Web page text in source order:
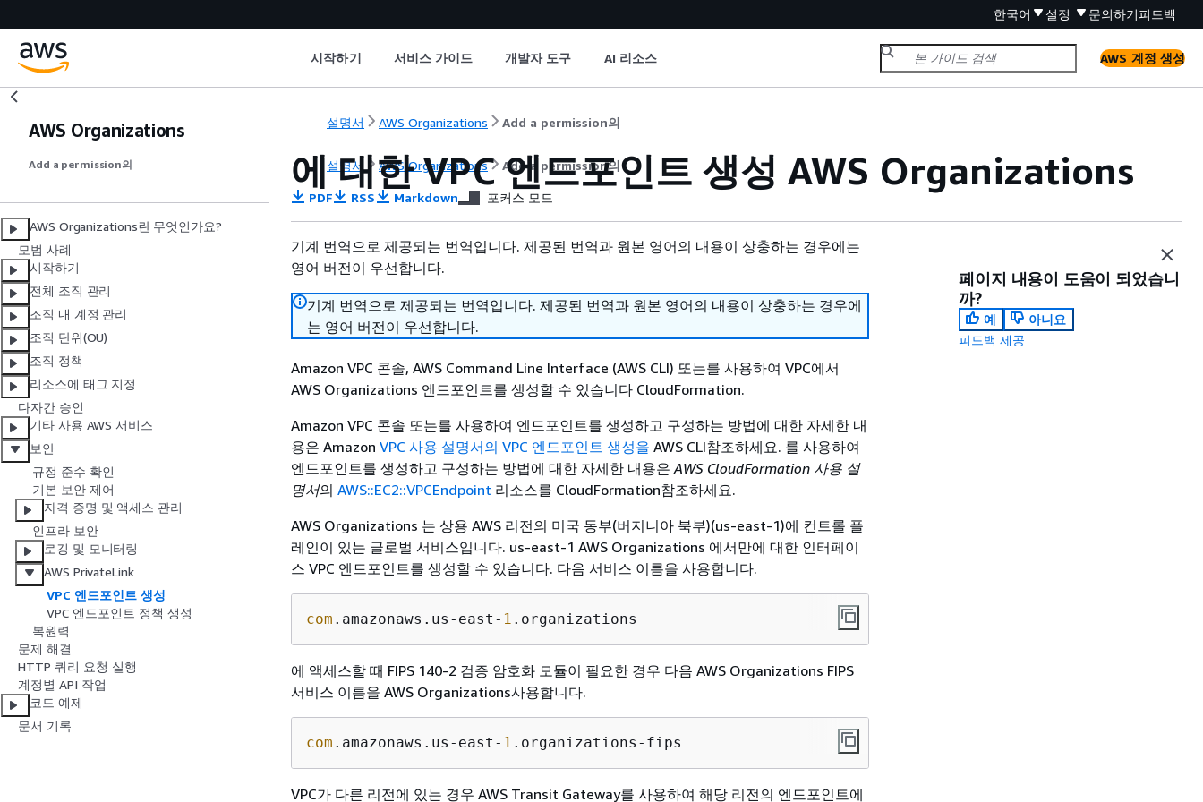
한국어 설정 문의하기피드백
시작하기 서비스 가이드 개발자 도구 AI 리소스 AWS 계정 생성
AWS Organizations
Add a permission의
AWS Organizations란 무엇인가요?
모범 사례
시작하기
전체 조직 관리
조직 내 계정 관리
조직 단위(OU)
조직 정책
리소스에 태그 지정
다자간 승인
기타 사용 AWS 서비스
보안
규정 준수 확인
기본 보안 제어
자격 증명 및 액세스 관리
인프라 보안
로깅 및 모니터링
AWS PrivateLink
VPC 엔드포인트 생성
VPC 엔드포인트 정책 생성
복원력
문제 해결
HTTP 쿼리 요청 실행
계정별 API 작업
코드 예제
문서 기록
설명서 AWS Organizations Add a permission의
설명서 AWS Organizations Add a permission의
에 대한 VPC 엔드포인트 생성 AWS Organizations
PDF RSS Markdown 포커스 모드
기계 번역으로 제공되는 번역입니다. 제공된 번역과 원본 영어의 내용이 상충하는 경우에는
영어 버전이 우선합니다.
기계 번역으로 제공되는 번역입니다. 제공된 번역과 원본 영어의 내용이 상충하는 경우에
는 영어 버전이 우선합니다.
Amazon VPC 콘솔, AWS Command Line Interface (AWS CLI) 또는를 사용하여 VPC에서
AWS Organizations 엔드포인트를 생성할 수 있습니다 CloudFormation.
Amazon VPC 콘솔 또는를 사용하여 엔드포인트를 생성하고 구성하는 방법에 대한 자세한 내
용은 Amazon VPC 사용 설명서의 VPC 엔드포인트 생성을 AWS CLI참조하세요. 를 사용하여
엔드포인트를 생성하고 구성하는 방법에 대한 자세한 내용은AWS CloudFormation 사용 설
명서의 AWS::EC2::VPCEndpoint 리소스를 CloudFormation참조하세요.
AWS Organizations 는 상용 AWS 리전의 미국 동부(버지니아 북부)(us-east-1)에 컨트롤 플
레인이 있는 글로벌 서비스입니다. us-east-1 AWS Organizations 에서만에 대한 인터페이
스 VPC 엔드포인트를 생성할 수 있습니다. 다음 서비스 이름을 사용합니다.
com .amazonaws.us-east- 1 .organizations
에 액세스할 때 FIPS 140-2 검증 암호화 모듈이 필요한 경우 다음 AWS Organizations FIPS
서비스 이름을 AWS Organizations사용합니다.
com .amazonaws.us-east- 1 .organizations-fips
VPC가 다른 리전에 있는 경우 AWS Transit Gateway를 사용하여 해당 리전의 엔드포인트에
페이지 내용이 도움이 되었습니
까?
예
아니요
피드백 제공